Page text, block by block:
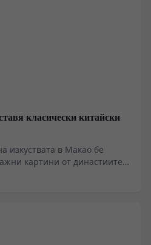
класически китайски
изкуствата в Макао бе
картини от династиите
художествените